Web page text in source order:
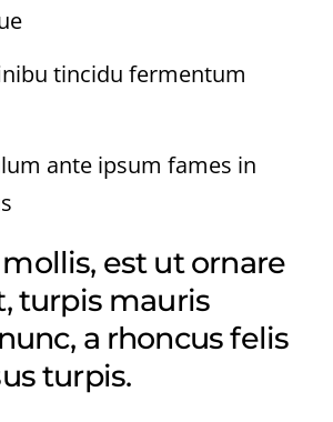
tincidu fermentum
ante ipsum fames in
est ut ornare
turpis mauris
a rhoncus felis
turpis.